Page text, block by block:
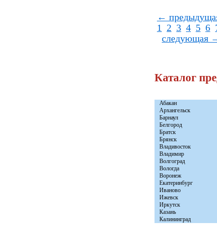
←
1
2 3 4 5 6
следующая
Каталог
Абакан
Архангельск
Барнаул
Белгород
Братск
Брянск
Владивосток
Владимир
Волгоград
Вологда
Воронеж
Екатеринбург
Иваново
Ижевск
Иркутск
Казань
Калининград